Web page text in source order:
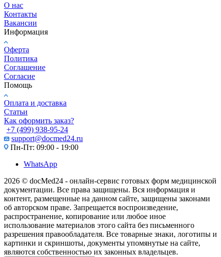
О нас
Контакты
Вакансии
Информация
Оферта
Политика
Соглашение
Согласие
Помощь
Оплата и доставка
Статьи
Как оформить заказ?
+7 (499) 938-95-24
support@docmed24.ru
Пн-Пт: 09:00 - 19:00
WhatsApp
2026 © docMed24 - онлайн-сервис готовых форм медицинской
документации. Все права защищены. Вся информация и
контент, размещенные на данном сайте, защищены законами
об авторском праве. Запрещается воспроизведение,
распространение, копирование или любое иное
использование материалов этого сайта без письменного
разрешения правообладателя. Все товарные знаки, логотипы и
картинки и скриншоты, документы упомянутые на сайте,
являются собственностью их законных владельцев.